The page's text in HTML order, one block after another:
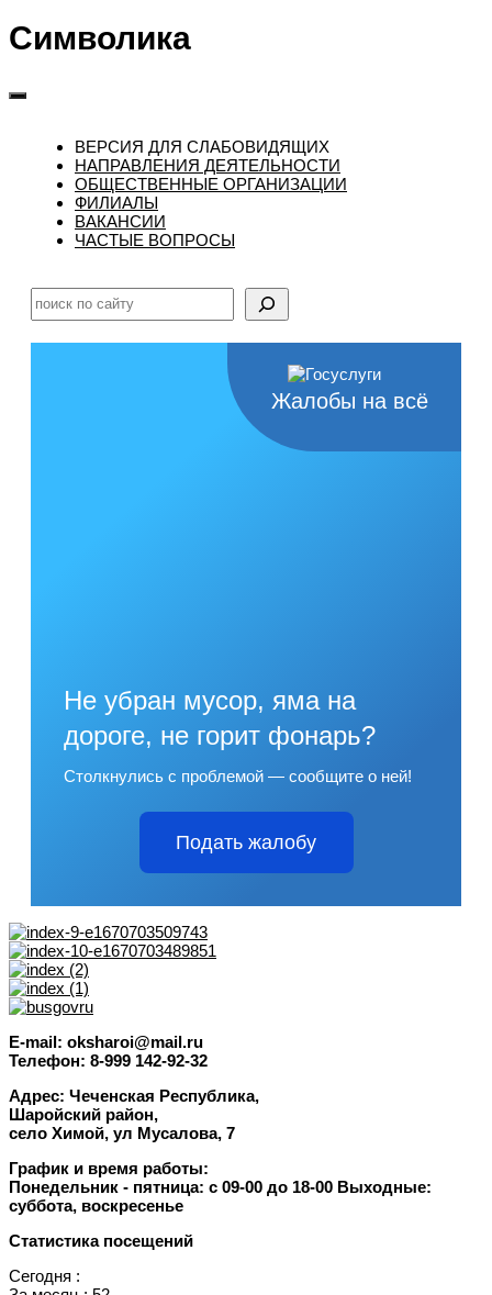
Символика
ВЕРСИЯ ДЛЯ СЛАБОВИДЯЩИХ
НАПРАВЛЕНИЯ ДЕЯТЕЛЬНОСТИ
ОБЩЕСТВЕННЫЕ ОРГАНИЗАЦИИ
ФИЛИАЛЫ
ВАКАНСИИ
ЧАСТЫЕ ВОПРОСЫ
Жалобы на всё
Не убран мусор, яма на
дороге, не горит фонарь?
Столкнулись с проблемой — сообщите о ней!
Подать жалобу
E-mail: oksharoi@mail.ru
Телефон: 8-999 142-92-32
Адрес: Чеченская Республика,
Шаройский район,
село Химой, ул Мусалова, 7
График и время работы:
Понедельник - пятница: с 09-00 до 18-00 Выходные:
суббота, воскресенье
Статистика посещений
Сегодня :